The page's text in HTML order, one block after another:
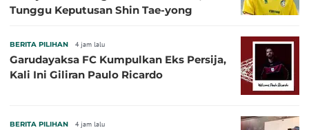
Tunggu Keputusan Shin Tae-yong
BERITA PILIHAN 4 jam lalu
Garudayaksa FC Kumpulkan Eks Persija,
Kali Ini Giliran Paulo Ricardo
BERITA PILIHAN 4 jam lalu